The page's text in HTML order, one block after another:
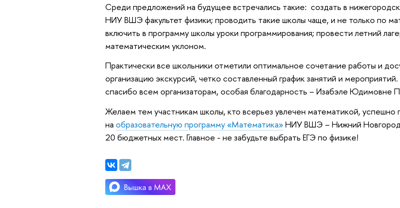
Среди предложений на будущее встречались такие: создать в
НИУ ВШЭ факультет физики; проводить такие школы чаще, и не только по
включить в программу школы уроки программирования; провести летний
математическим уклоном.
Практически все школьники отметили оптимальное сочетание работы и
организацию экскурсий, четко составленный график занятий и
спасибо всем организаторам, особая благодарность – Изабэле Юдимовне
Желаем тем участникам школы, кто всерьез увлечен математикой, успешно
на образовательную программу «Математика»НИУ ВШЭ – Нижний
20 бюджетных мест. Главное - не забудьте выбрать ЕГЭ по физике!